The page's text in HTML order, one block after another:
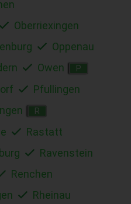
Oberriexingen
Oppenau
Owen P
Pfullingen
R
Rastatt
Ravenstein
Renchen
Rheinau